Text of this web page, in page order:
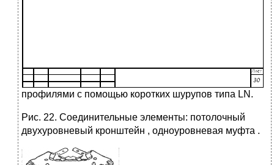
профилями с помощью коротких шурупов типа LN.
Рис. 22. Соединительные элементы: потолочный
двухуровневый кронштейн , одноуровневая муфта .